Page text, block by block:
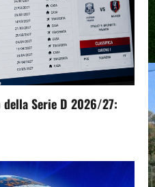
Serie D 2026/27: